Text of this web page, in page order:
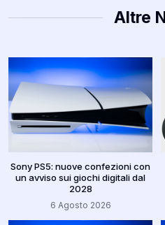
Altre
Sony PS5: nuove confezioni con
un avviso sui giochi digitali dal
2028
6 Agosto 2026